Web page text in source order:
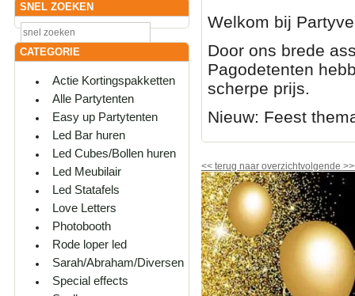
SNEL ZOEKEN
CATEGORIE
Actie Kortingspakketten
Alle Partytenten
Easy up Partytenten
Led Bar huren
Led Cubes/Bollen huren
Led Meubilair
Led Statafels
Love Letters
Photobooth
Rode loper led
Sarah/Abraham/Diversen
Special effects
Welkom bij
Door ons brede
Pagodetenten
scherpe prijs.
Nieuw: Feest
<< terug naar overzichtvolgende >>